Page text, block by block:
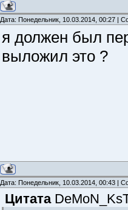
Дата: Понедельник, 10.03.2014, 00:27 |
я должен был
выложил это ?
Дата: Понедельник, 10.03.2014, 00:43 |
Цитата